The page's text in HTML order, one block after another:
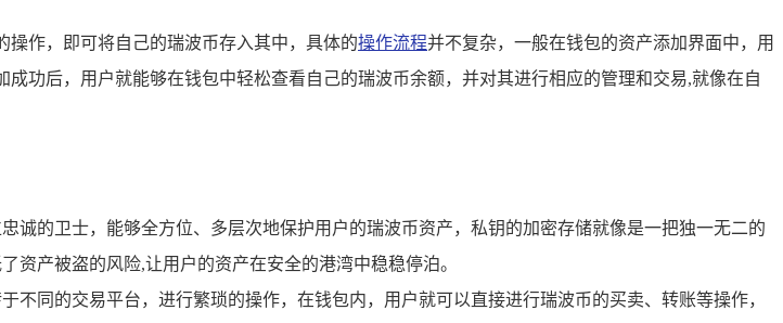
作，即可将自己的瑞波币存入其中，具体的操作流程并不复杂，一般在钱包的资产添加界面中，用
功后，用户就能够在钱包中轻松查看自己的瑞波币余额，并对其进行相应的管理和交易,就像在自
诚的卫士，能够全方位、多层次地保护用户的瑞波币资产，私钥的加密存储就像是一把独一无二的
资产被盗的风险,让用户的资产在安全的港湾中稳稳停泊。
不同的交易平台，进行繁琐的操作，在钱包内，用户就可以直接进行瑞波币的买卖、转账等操作，